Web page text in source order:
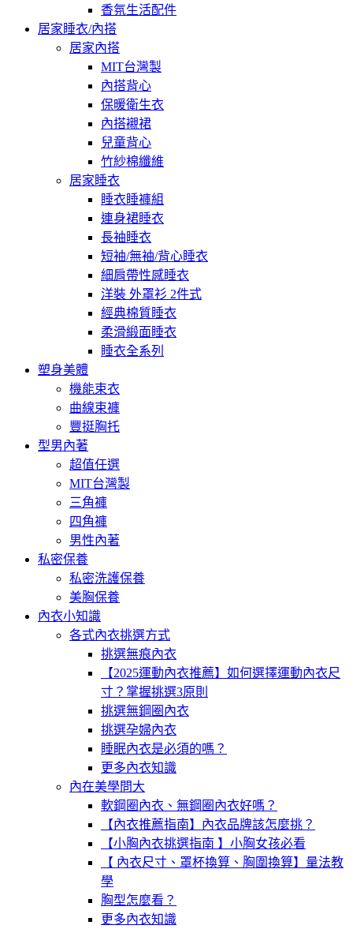
香氛生活配件
居家睡衣/內搭
居家內搭
MIT台灣製
內搭背心
保暖衛生衣
內搭襯裙
兒童背心
竹紗棉纖維
居家睡衣
睡衣睡褲組
連身裙睡衣
長袖睡衣
短袖/無袖/背心睡衣
細肩帶性感睡衣
洋裝 外罩衫 2件式
經典棉質睡衣
柔滑緞面睡衣
睡衣全系列
塑身美體
機能束衣
曲線束褲
豐挺胸托
型男內著
超值任選
MIT台灣製
三角褲
四角褲
男性內著
私密保養
私密洗護保養
美胸保養
內衣小知識
各式內衣挑選方式
挑選無痕內衣
【2025運動內衣推薦】如何選擇運動內衣尺
寸？掌握挑選3原則
挑選無鋼圈內衣
挑選孕婦內衣
睡眠內衣是必須的嗎？
更多內衣知識
內在美學問大
軟鋼圈內衣、無鋼圈內衣好嗎？
【內衣推薦指南】內衣品牌該怎麼挑？
【小胸內衣挑選指南 】小胸女孩必看
【 內衣尺寸、罩杯換算、胸圍換算】量法教
學
胸型怎麼看？
更多內衣知識